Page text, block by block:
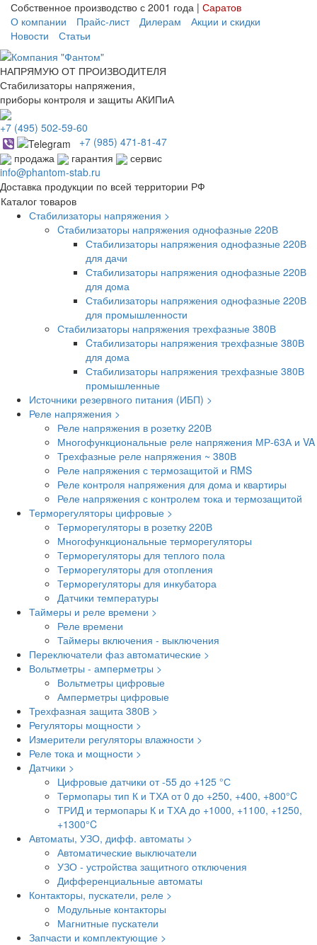
Собственное производство с 2001 года | Саратов
О компании
Прайс-лист Дилерам
Акции и скидки
Новости
Статьи
НАПРЯМУЮ ОТ ПРОИЗВОДИТЕЛЯ
Стабилизаторы напряжения,
приборы контроля и защиты АКИПиА
+7 (495) 502-59-60
+7 (985) 471-81-47
продажа
гарантия
сервис
info@phantom-stab.ru
Доставка продукции по всей территории РФ
Каталог товаров
Стабилизаторы напряжения >
Cтабилизаторы напряжения однофазные 220В
Стабилизаторы напряжения однофазные 220В
для дачи
Стабилизаторы напряжения однофазные 220В
для дома
Стабилизаторы напряжения однофазные 220В
для промышленности
Стабилизаторы напряжения трехфазные 380В
Cтабилизаторы напряжения трехфазные 380В
для дома
Стабилизаторы напряжения трехфазные 380В
промышленные
Источники резервного питания (ИБП) >
Реле напряжения >
Реле напряжения в розетку 220В
Многофункциональные реле напряжения МР-63А и VA
Трехфазные реле напряжения ~ 380В
Реле напряжения с термозащитой и RMS
Реле контроля напряжения для дома и квартиры
Реле напряжения с контролем тока и термозащитой
Терморегуляторы цифровые >
Терморегуляторы в розетку 220В
Многофункциональные терморегуляторы
Терморегуляторы для теплого пола
Терморегуляторы для отопления
Терморегуляторы для инкубатора
Датчики температуры
Таймеры и реле времени >
Реле времени
Таймеры включения - выключения
Переключатели фаз автоматические >
Вольтметры - амперметры >
Вольтметры цифровые
Амперметры цифровые
Трехфазная защита 380В >
Регуляторы мощности >
Измерители регуляторы влажности >
Реле тока и мощности >
Датчики >
Цифровые датчики от -55 до +125 °С
Термопары тип К и ТХА от 0 до +250, +400, +800°C
ТРИД и термопары К и ТХА до +1000, +1100, +1250,
+1300°C
Автоматы, УЗО, дифф. автоматы >
Автоматические выключатели
УЗО - устройства защитного отключения
Дифференциальные автоматы
Контакторы, пускатели, реле >
Модульные контакторы
Магнитные пускатели
Запчасти и комплектующие >